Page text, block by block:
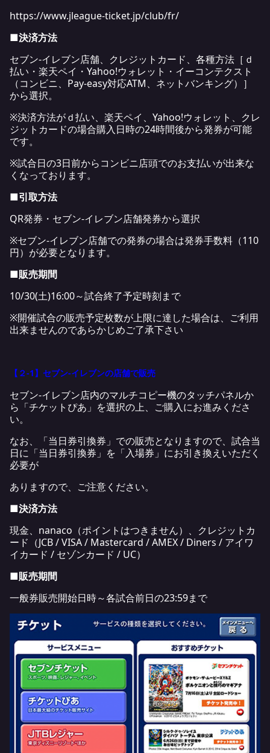
https://www.jleague-ticket.jp/club/fr/
■決済方法
セブン-イレブン店舗、クレジットカード、各種方法［ｄ
払い・楽天ペイ・Yahoo!ウォレット・イーコンテクスト
（コンビニ、Pay-easy対応ATM、ネットバンキング）］
から選択。
※決済方法がｄ払い、楽天ペイ、Yahoo!ウォレット、クレ
ジットカードの場合購入日時の24時間後から発券が可能
です。
※試合日の3日前からコンビニ店頭でのお支払いが出来な
くなっております。
■引取方法
QR発券・セブン-イレブン店舗発券から選択
※セブン-イレブン店舗での発券の場合は発券手数料（110
円）が必要となります。
■販売期間
10/30(土)16:00～試合終了予定時刻まで
※開催試合の販売予定枚数が上限に達した場合は、ご利用
出来ませんのであらかじめご了承下さい
【２-1】セブン-イレブンの店舗で販売
セブン‐イレブン店内のマルチコピー機のタッチパネルか
ら「チケットぴあ」を選択の上、ご購入にお進みくださ
い。
なお、「当日券引換券」での販売となりますので、試合当
日に「当日券引換券」を「入場券」にお引き換えいただく
必要が
ありますので、ご注意ください。
■決済方法
現金、nanaco（ポイントはつきません）、クレジットカ
ード（JCB / VISA / Mastercard / AMEX / Diners / アイワ
イカード / セゾンカード / UC）
■販売期間
一般券販売開始日時～各試合前日の23:59まで